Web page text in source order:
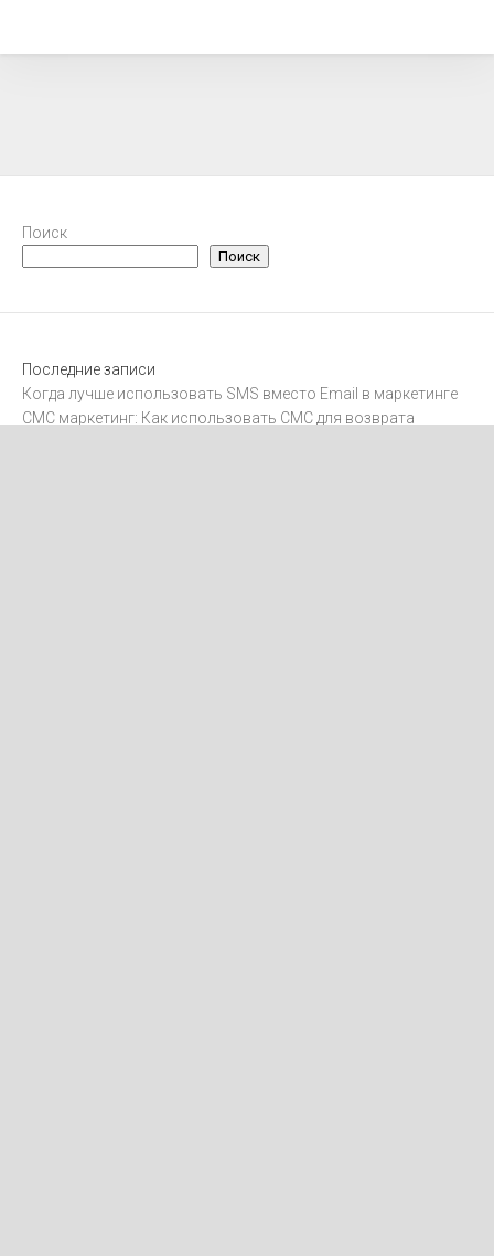
Поиск
Поиск
Последние записи
Когда лучше использовать SMS вместо Email в маркетинге
СМС маркетинг: Как использовать СМС для возврата